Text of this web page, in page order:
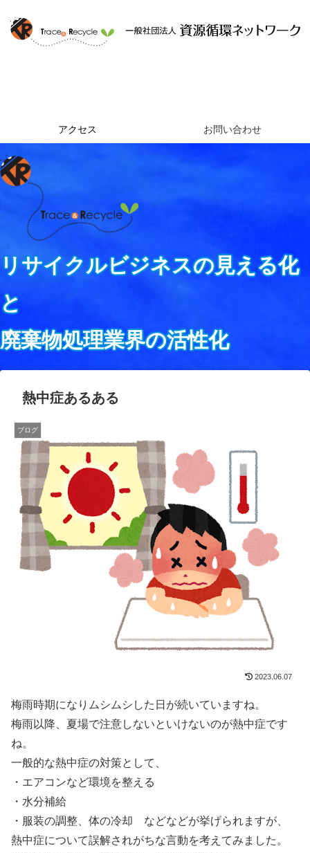
アクセス お問い合わせ
リサイクルビジネスの見える化
と
廃棄物処理業界の活性化
熱中症あるある
ブログ
2023.06.07
梅雨時期になりムシムシした日が続いていますね。
梅雨以降、夏場で注意しないといけないのが熱中症です
ね。
一般的な熱中症の対策として、
・エアコンなど環境を整える
・水分補給
・服装の調整、体の冷却 などなどが挙げられますが、
熱中症について誤解されがちな言動を考えてみました。